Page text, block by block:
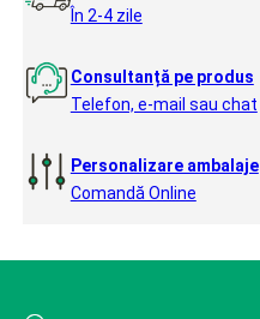
În 2-4 zile
Consultanță pe produs
Telefon, e-mail sau chat
Personalizare ambalaje
Comandă Online